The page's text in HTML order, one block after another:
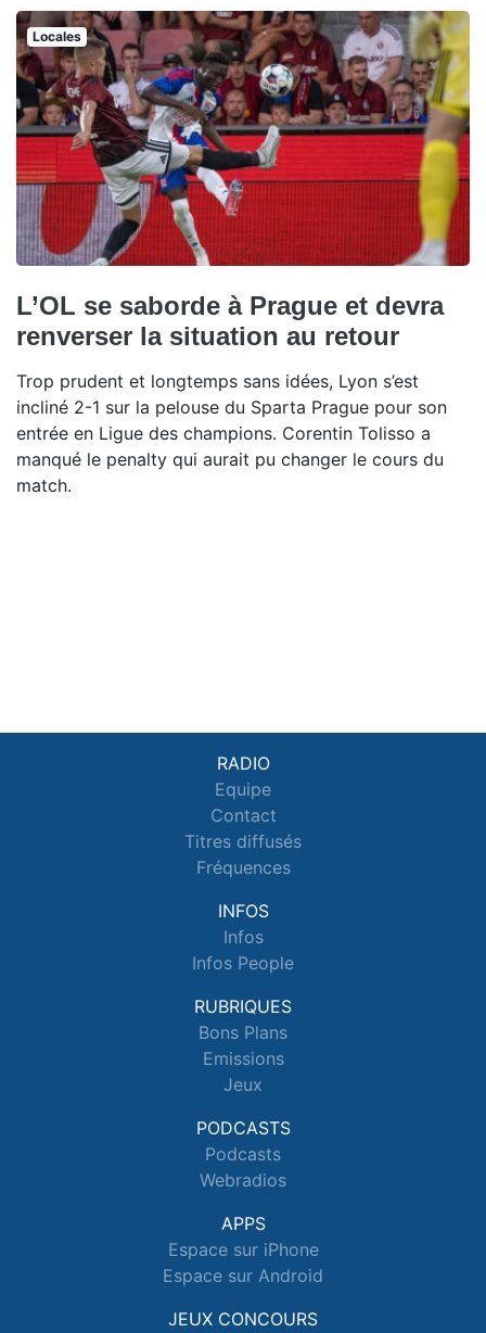
Locales
L’OL se saborde à Prague et devra
renverser la situation au retour
Trop prudent et longtemps sans idées, Lyon s’est
incliné 2-1 sur la pelouse du Sparta Prague pour son
entrée en Ligue des champions. Corentin Tolisso a
manqué le penalty qui aurait pu changer le cours du
match.
RADIO
Equipe
Contact
Titres diffusés
Fréquences
INFOS
Infos
Infos People
RUBRIQUES
Bons Plans
Emissions
Jeux
PODCASTS
Podcasts
Webradios
APPS
Espace sur iPhone
Espace sur Android
JEUX CONCOURS